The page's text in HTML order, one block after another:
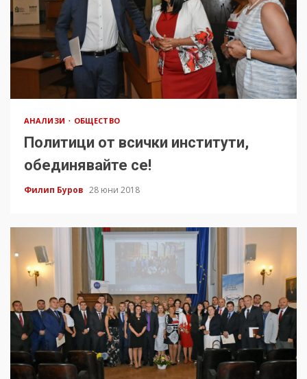
АНАЛИЗИ ОБЩЕСТВО
Политици от всички институти,
обединявайте се!
Филип Буров 28 юни 2018